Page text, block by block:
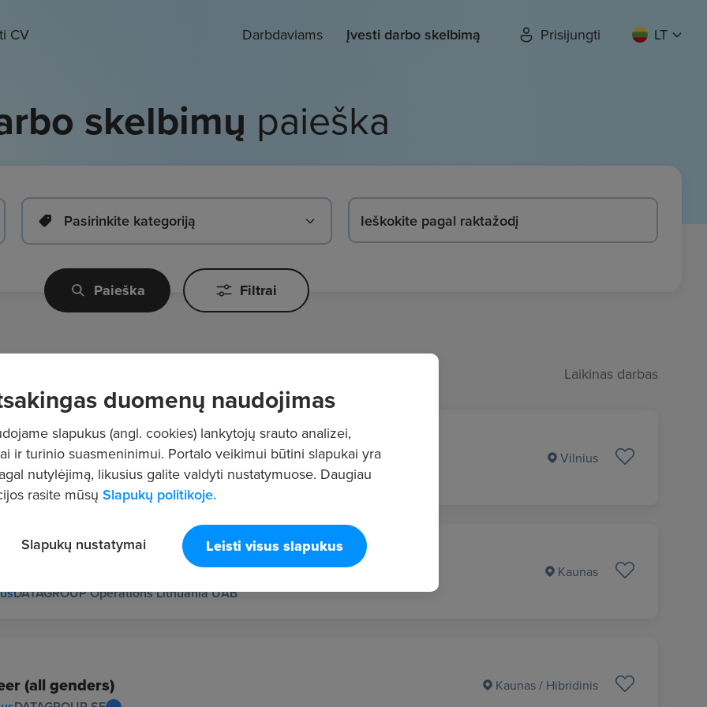
CV Darbdaviams Įvesti darbo skelbimą Prisijungti LT
skelbimų paieška
Pasirinkite kategoriją
Paieška Filtrai
Laikinas darbas
prekių užsakymu iš tiekėjų)
UAB
Vilnius
Storage
DATAGROUP Operations Lithuania UAB
Kaunas
(all genders) Kaunas/ Hibridinis
duomenų naudojimas
slapukus (angl. cookies) lankytojų srauto analizei,
ir turinio suasmeninimui. Portalo veikimui būtini slapukai yra
nutylėjimą, likusius galite valdyti nustatymuose. Daugiau
rasite mūsų Slapukų politikoje.
Leisti visus slapukus
Slapukų nustatymai